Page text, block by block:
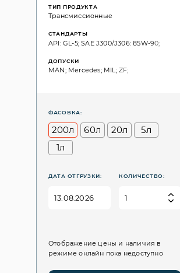
ТИП ПРОДУКТА
Трансмиссионные
СТАНДАРТЫ
API: GL-5; SAE J300/J306: 85W-90;
ДОПУСКИ
MAN; Mercedes; MIL; ZF;
ФАСОВКА:
200л 60л 20л
5л
1л
ДАТА ОТГРУЗКИ: КОЛИЧЕСТВО:
Отображение цены и наличия в
режиме онлайн пока недоступно